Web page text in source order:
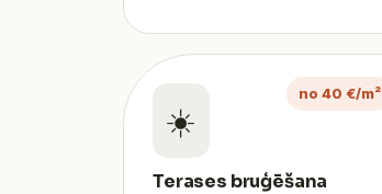
no 40 €/m²
☀️
Terases bruģēšana